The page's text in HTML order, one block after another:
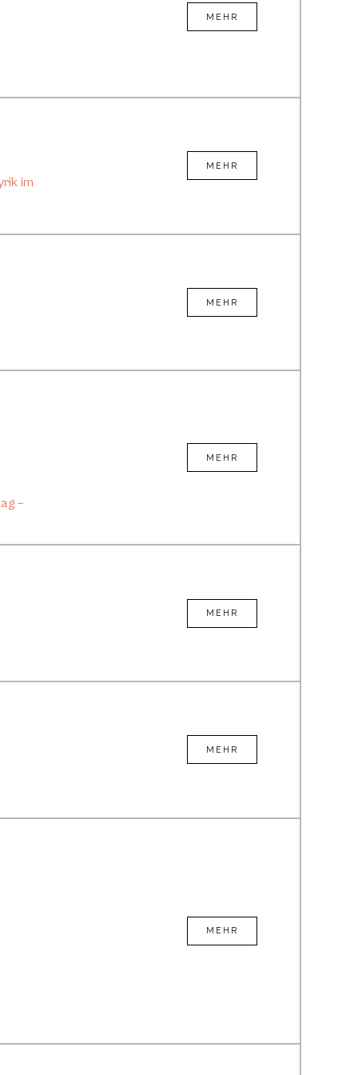
MEHR
im
MEHR
MEHR
–
MEHR
MEHR
MEHR
MEHR